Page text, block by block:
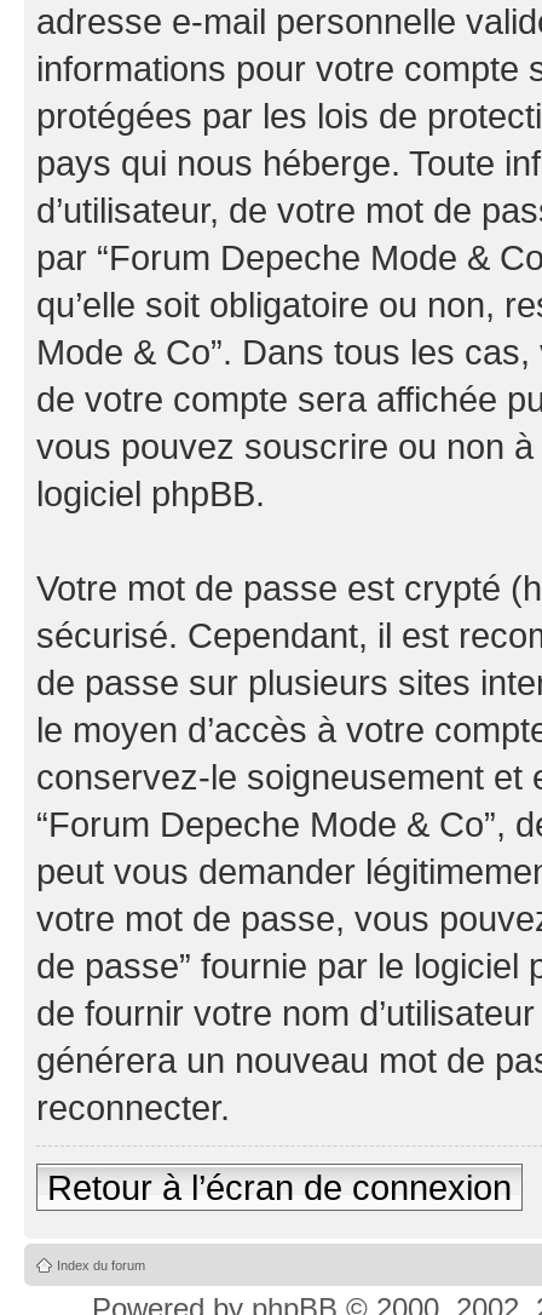
adresse e-mail personnelle
informations pour votre compte
protégées par les lois de
pays qui nous héberge. Toute
d’utilisateur, de votre mot de
par “Forum Depeche Mode &
qu’elle soit obligatoire ou non,
Mode & Co”. Dans tous les
de votre compte sera affichée
vous pouvez souscrire ou non à
logiciel phpBB.
Votre mot de passe est crypté
sécurisé. Cependant, il est
de passe sur plusieurs sites
le moyen d’accès à votre
conservez-le soigneusement et
“Forum Depeche Mode & Co”,
peut vous demander
votre mot de passe, vous
de passe” fournie par le
de fournir votre nom
générera un nouveau mot de
reconnecter.
Retour à l’écran de connexion
Index du forum
Powered by phpBB © 2000, 2002,